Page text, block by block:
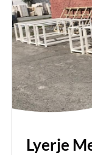
Lyerje